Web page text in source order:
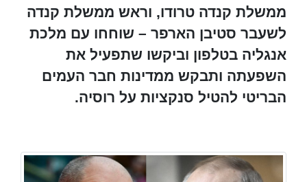
ממשלת קנדה טרודו, וראש ממשלת קנדה
לשעבר סטיבן הארפר – שוחחו עם מלכת
אנגליה בטלפון וביקשו שתפעיל את
השפעתה ותבקש ממדינות חבר העמים
הבריטי להטיל סנקציות על רוסיה.